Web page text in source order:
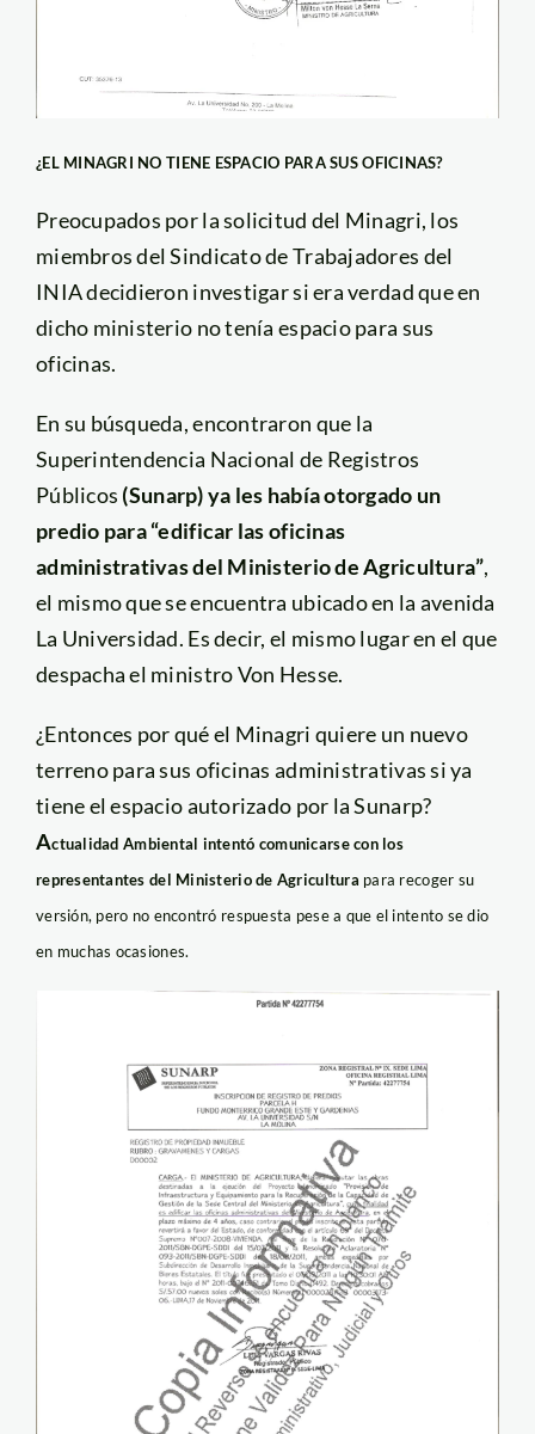
¿EL MINAGRI NO TIENE ESPACIO PARA SUS OFICINAS?
Preocupados por la solicitud del Minagri, los
miembros del Sindicato de Trabajadores del
INIA decidieron investigar si era verdad que en
dicho ministerio no tenía espacio para sus
oficinas.
En su búsqueda, encontraron que la
Superintendencia Nacional de Registros
Públicos (Sunarp) ya les había otorgado un
predio para “edificar las oficinas
administrativas del Ministerio de Agricultura”,
el mismo que se encuentra ubicado en la avenida
La Universidad. Es decir, el mismo lugar en el que
despacha el ministro Von Hesse.
¿Entonces por qué el Minagri quiere un nuevo
terreno para sus oficinas administrativas si ya
tiene el espacio autorizado por la Sunarp?
Actualidad Ambiental intentó comunicarse con los
representantes del Ministerio de Agricultura para recoger su
versión, pero no encontró respuesta pese a que el intento se dio
en muchas ocasiones.